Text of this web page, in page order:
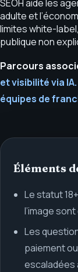
SEOH aide les
adulte et
limites white-
publique non
Parcours
et visibilité via IA.
équipes de
Éléments
Le statut
l’image
Les
paiement
escaladées